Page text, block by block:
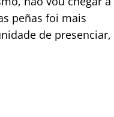
peñas foi mais
de presenciar,